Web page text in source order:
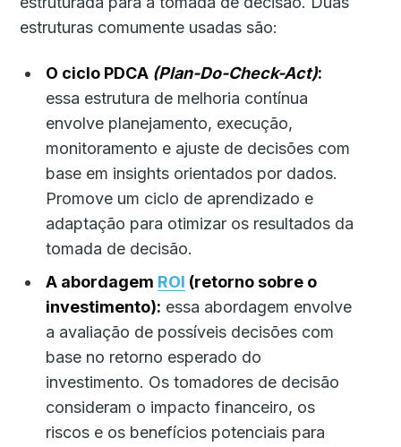
estruturas comumente usadas são:
O ciclo PDCA (Plan-Do-Check-Act):
essa estrutura de melhoria contínua
envolve planejamento, execução,
monitoramento e ajuste de decisões com
base em insights orientados por dados.
Promove um ciclo de aprendizado e
adaptação para otimizar os resultados da
tomada de decisão.
A abordagem ROI (retorno sobre o
investimento): essa abordagem envolve
a avaliação de possíveis decisões com
base no retorno esperado do
investimento. Os tomadores de decisão
consideram o impacto financeiro, os
riscos e os benefícios potenciais para